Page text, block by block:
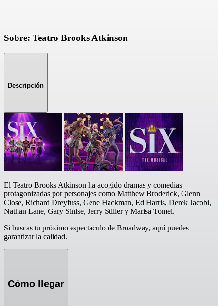
Sobre: Teatro Brooks Atkinson
Descripción
El Teatro Brooks Atkinson ha acogido dramas y comedias
protagonizadas por personajes como Matthew Broderick, Glenn
Close, Richard Dreyfuss, Gene Hackman, Ed Harris, Derek Jacobi,
Nathan Lane, Gary Sinise, Jerry Stiller y Marisa Tomei.
Si buscas tu próximo espectáculo de Broadway, aquí puedes
garantizar la calidad.
Cómo llegar